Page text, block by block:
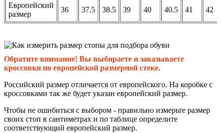
Европейский
размер
36 37.5 38.5 39 40 40.5 41 42
Обратите внимание! Вы выбираете и заказываете
кроссовки по европейской размерной стеке.
Российский размер отличается от европейского. На коробке с
кроссовками так же будет указан европейский размер.
Чтобы не ошибиться с выбором - правильно измерьте размер
своих стоп в сантиметрах и по таблице определите
соответствующий европейский размер.